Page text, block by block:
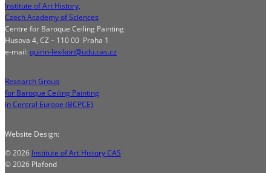
Institute of Art History,
Czech Academy of Sciences
Centre for Baroque Ceiling Painting
Husova 4, CZ – 110 00 Praha 1
e-mail: quirin-lexikon@udu.cas.cz
Research Group
for Baroque Ceiling Painting
in Central Europe (BCPCE)
Website Design:
© 2026 Institute of Art History CAS
© 2026 Plafond